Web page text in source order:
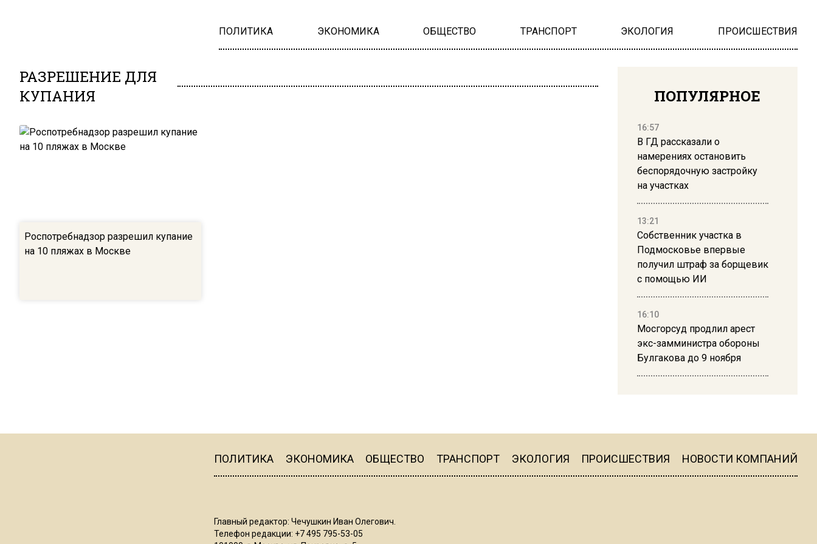
ПОЛИТИКА ЭКОНОМИКА ОБЩЕСТВО ТРАНСПОРТ ЭКОЛОГИЯ ПРОИСШЕСТВИЯ
РАЗРЕШЕНИЕ ДЛЯ
КУПАНИЯ
Роспотребнадзор разрешил купание
на 10 пляжах в Москве
ПОПУЛЯРНОЕ
16:57
В ГД рассказали о
намерениях остановить
беспорядочную застройку
на участках
13:21
Собственник участка в
Подмосковье впервые
получил штраф за борщевик
с помощью ИИ
16:10
Мосгорсуд продлил арест
экс-замминистра обороны
Булгакова до 9 ноября
16:19
ПОЛИТИКА ЭКОНОМИКА ОБЩЕСТВО ТРАНСПОРТ ЭКОЛОГИЯ ПРОИСШЕСТВИЯ НОВОСТИ КОМПАНИЙ
Главный редактор: Чечушкин Иван Олегович.
Телефон редакции: +7 495 795-53-05